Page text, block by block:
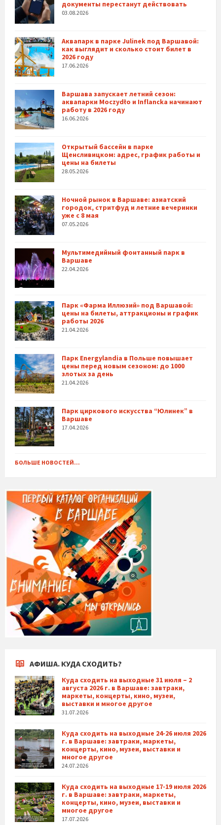
документы перестанут действовать
03.08.2026
Аквапарк в парке Julinek под Варшавой:
как выглядит и сколько стоит билет в
2026 году
17.06.2026
Варшава запускает летний сезон:
аквапарки Moczydło и Inflancka начинают
работу в 2026 году
16.06.2026
Открытый бассейн в парке
Щенсливицком: адрес, график работы и
цены на билеты
28.05.2026
Ночной рынок в Варшаве: азиатский
городок, стритфуд и летние вечеринки
уже с 8 мая
07.05.2026
Мультимедийный фонтанный парк в
Варшаве
22.04.2026
Парк «Фарма Иллюзий» под Варшавой:
цены на билеты, аттракционы и график
работы 2026
21.04.2026
Парк Energylandia в Польше повышает
цены перед новым сезоном: до 1000
злотых за день
21.04.2026
Парк циркового искусства “Юлинек” в
Варшаве
17.04.2026
БОЛЬШЕ НОВОСТЕЙ...
АФИША. КУДА СХОДИТЬ?
Куда сходить на выходные 31 июля – 2
августа 2026 г. в Варшаве: завтраки,
маркеты, концерты, кино, музеи,
выставки и многое другое
31.07.2026
Куда сходить на выходные 24-26 июля 2026
г. в Варшаве: завтраки, маркеты,
концерты, кино, музеи, выставки и
многое другое
24.07.2026
Куда сходить на выходные 17-19 июля 2026
г. в Варшаве: завтраки, маркеты,
концерты, кино, музеи, выставки и
многое другое
17.07.2026